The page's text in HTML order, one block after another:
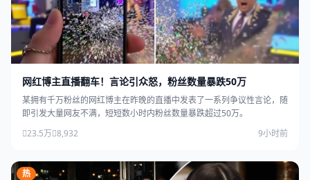
网红博主直播翻车！言论引众怒，粉丝数量暴跌50万
某拥有千万粉丝的网红博主在昨晚的直播中发表了一系列争议性言论，随
即引发大量网友不满，短短数小时内粉丝数量暴跌超过50万。
23.5万 8,932 9小时前
热